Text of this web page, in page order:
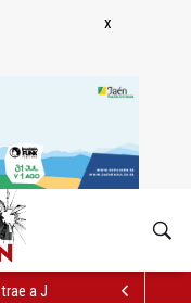
a Jaén al filósofo Omar